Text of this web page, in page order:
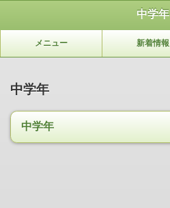
中学年
メニュー 新着情報
中学年
中学年